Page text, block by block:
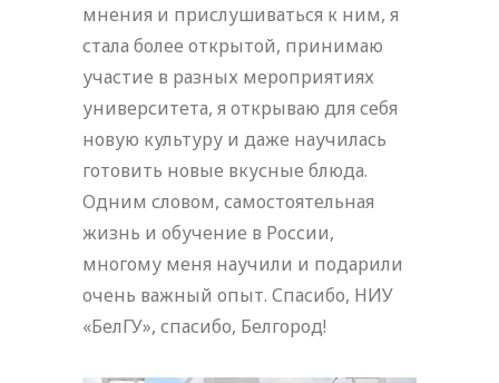
мнения и прислушиваться к ним, я
стала более открытой, принимаю
участие в разных мероприятиях
университета, я открываю для себя
новую культуру и даже научилась
готовить новые вкусные блюда.
Одним словом, самостоятельная
жизнь и обучение в России,
многому меня научили и подарили
очень важный опыт. Спасибо, НИУ
«БелГУ», спасибо, Белгород!